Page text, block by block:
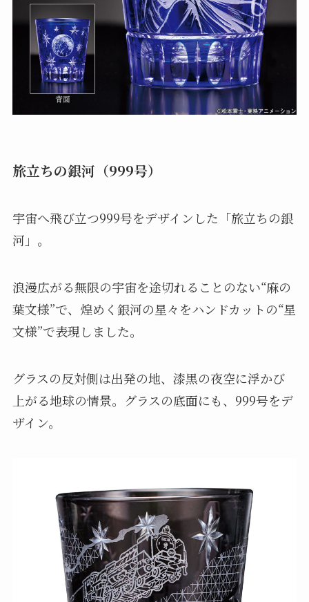
旅立ちの銀河（999号）
宇宙へ飛び立つ999号をデザインした「旅立ちの銀
河」。
浪漫広がる無限の宇宙を途切れることのない“麻の
葉文様”で、煌めく銀河の星々をハンドカットの“星
文様”で表現しました。
グラスの反対側は出発の地、漆黒の夜空に浮かび
上がる地球の情景。グラスの底面にも、999号をデ
ザイン。